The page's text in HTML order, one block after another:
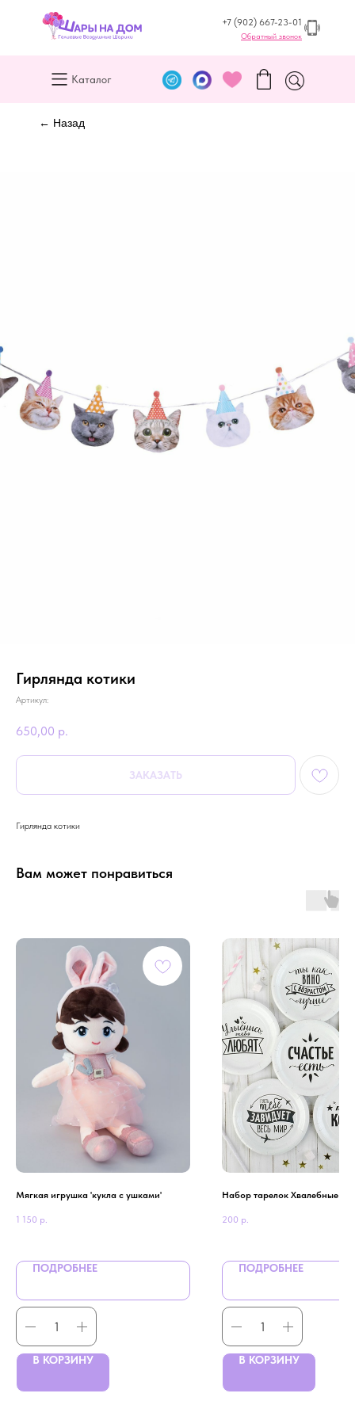
+7 (902) 667-23-01
Обратный звонок
Каталог
← Назад
Гирлянда котики
Артикул:
650,00 р.
ЗАКАЗАТЬ
Гирлянда котики
Вам может понравиться
Мягкая игрушка 'кукла с ушками'
1 150 р.
ПОДРОБНЕЕ
В КОРЗИНУ
Набор тарелок Хвалебные 18
200 р.
ПОДРОБНЕЕ
В КОРЗИНУ